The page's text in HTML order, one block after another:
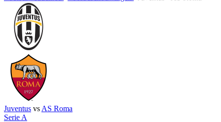
Juventus vs AS Roma
Serie A